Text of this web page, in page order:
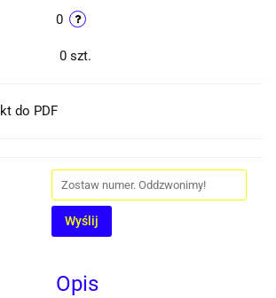
0
0 szt.
do PDF
Wyślij
Opis